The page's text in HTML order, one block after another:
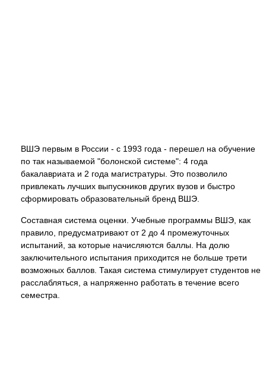
ВШЭ первым в России - с 1993 года - перешел на обучение
по так называемой "болонской системе": 4 года
бакалавриата и 2 года магистратуры. Это позволило
привлекать лучших выпускников других вузов и быстро
сформировать образовательный бренд ВШЭ.
Составная система оценки. Учебные программы ВШЭ, как
правило, предусматривают от 2 до 4 промежуточных
испытаний, за которые начисляются баллы. На долю
заключительного испытания приходится не больше трети
возможных баллов. Такая система стимулирует студентов не
расслабляться, а напряженно работать в течение всего
семестра.